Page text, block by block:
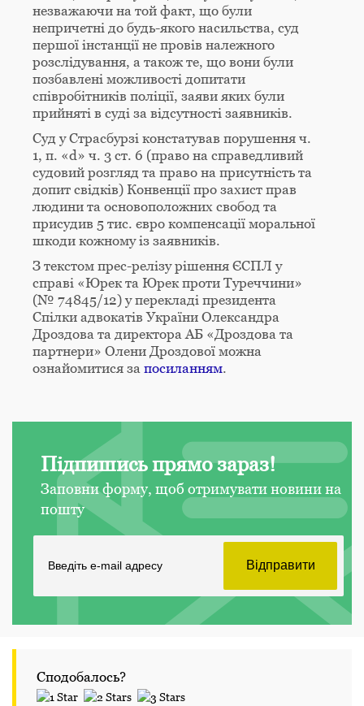
незважаючи на той факт, що були
непричетні до будь-якого насильства, суд
першої інстанції не провів належного
розслідування, а також те, що вони були
позбавлені можливості допитати
співробітників поліції, заяви яких були
прийняті в суді за відсутності заявників.
Суд у Страсбурзі констатував порушення ч.
1, п. «d» ч. 3 ст. 6 (право на справедливий
судовий розгляд та право на присутність та
допит свідків) Конвенції про захист прав
людини та основоположних свобод та
присудив 5 тис. євро компенсації моральної
шкоди кожному із заявників.
З текстом прес-релізу рішення ЄСПЛ у
справі «Юрек та Юрек проти Туреччини»
(№ 74845/12) у перекладі президента
Спілки адвокатів України Олександра
Дроздова та директора АБ «Дроздова та
партнери» Олени Дроздової можна
ознайомитися за посиланням.
Підпишись прямо зараз!
Заповни форму, щоб отримувати новини на
пошту
Сподобалось?